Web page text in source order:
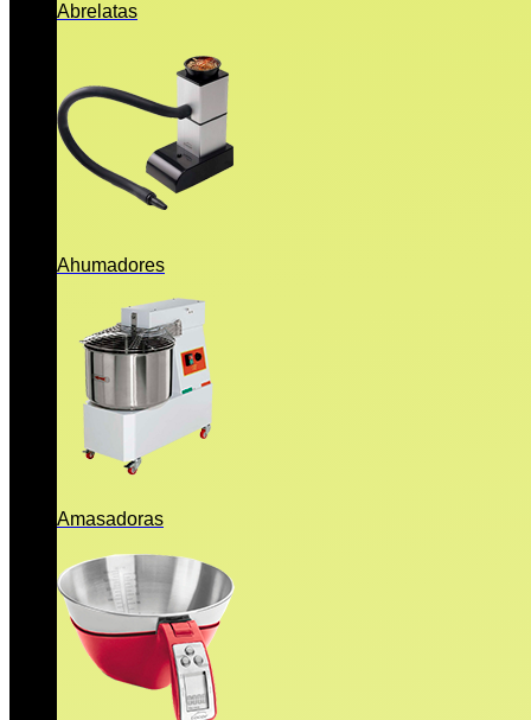
Abrelatas
Ahumadores
Amasadoras